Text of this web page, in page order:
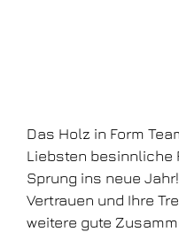
Das Holz in Form
Liebsten besinnliche
Sprung ins neue
Vertrauen und Ihre
weitere gute